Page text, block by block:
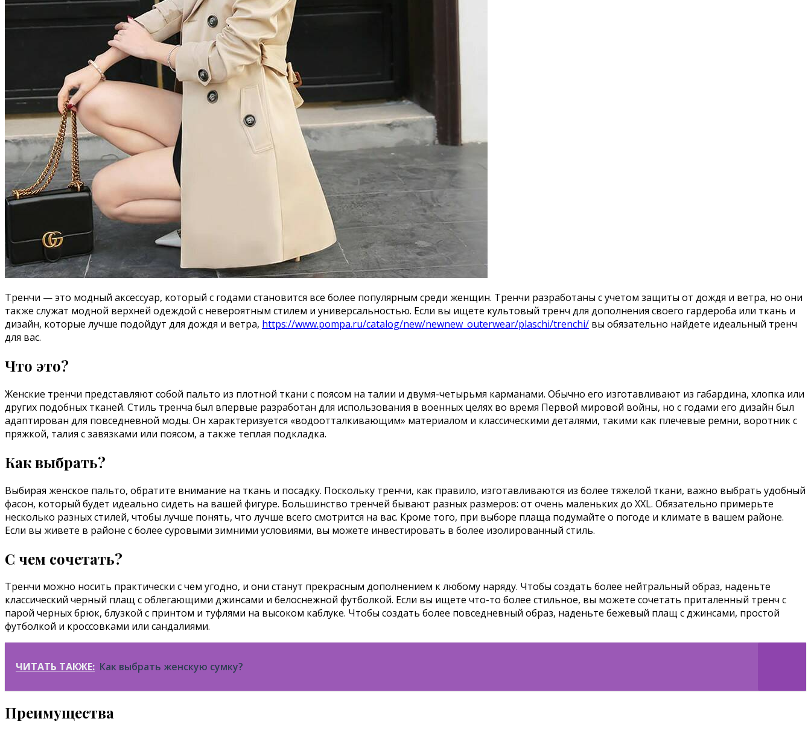
Тренчи — это модный аксессуар, который с годами становится все более популярным среди женщин. Тренчи разработаны с учетом защиты от дождя и ветра, но они
также служат модной верхней одеждой с невероятным стилем и универсальностью. Если вы ищете культовый тренч для дополнения своего гардероба или ткань и
дизайн, которые лучше подойдут для дождя и ветра, https://www.pompa.ru/catalog/new/newnew_outerwear/plaschi/trenchi/ вы обязательно найдете идеальный тренч
для вас.
Что это?
Женские тренчи представляют собой пальто из плотной ткани с поясом на талии и двумя-четырьмя карманами. Обычно его изготавливают из габардина, хлопка или
других подобных тканей. Стиль тренча был впервые разработан для использования в военных целях во время Первой мировой войны, но с годами его дизайн был
адаптирован для повседневной моды. Он характеризуется «водоотталкивающим» материалом и классическими деталями, такими как плечевые ремни, воротник с
пряжкой, талия с завязками или поясом, а также теплая подкладка.
Как выбрать?
Выбирая женское пальто, обратите внимание на ткань и посадку. Поскольку тренчи, как правило, изготавливаются из более тяжелой ткани, важно выбрать удобный
фасон, который будет идеально сидеть на вашей фигуре. Большинство тренчей бывают разных размеров: от очень маленьких до XXL. Обязательно примерьте
несколько разных стилей, чтобы лучше понять, что лучше всего смотрится на вас. Кроме того, при выборе плаща подумайте о погоде и климате в вашем районе.
Если вы живете в районе с более суровыми зимними условиями, вы можете инвестировать в более изолированный стиль.
С чем сочетать?
Тренчи можно носить практически с чем угодно, и они станут прекрасным дополнением к любому наряду. Чтобы создать более нейтральный образ, наденьте
классический черный плащ с облегающими джинсами и белоснежной футболкой. Если вы ищете что-то более стильное, вы можете сочетать приталенный тренч с
парой черных брюк, блузкой с принтом и туфлями на высоком каблуке. Чтобы создать более повседневный образ, наденьте бежевый плащ с джинсами, простой
футболкой и кроссовками или сандалиями.
ЧИТАТЬ ТАКЖЕ: Как выбрать женскую сумку?
Преимущества